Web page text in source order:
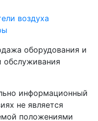
воздуха
оборудования и
информационный
не является
положениями